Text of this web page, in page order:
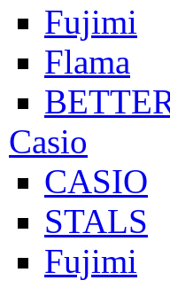
Fujimi
Flama
Casio
CASIO
STALS
Fujimi